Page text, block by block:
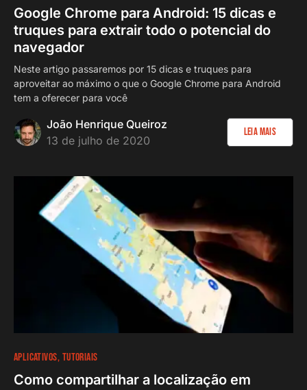
Google Chrome para Android: 15 dicas e
truques para extrair todo o potencial do
navegador
Neste artigo passaremos por 15 dicas e truques para
aproveitar ao máximo o que o Google Chrome para Android
tem a oferecer para você
João Henrique Queiroz
13 de julho de 2020
Leia Mais
APLICATIVOS TUTORIAIS
Como compartilhar a localização em